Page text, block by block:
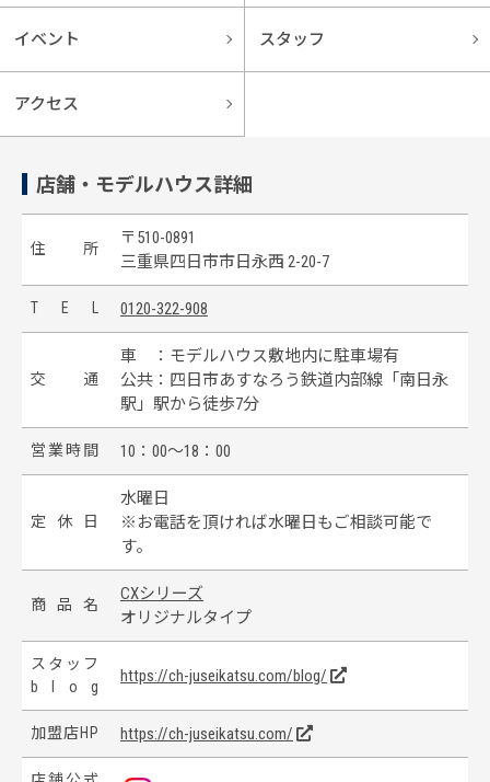
イベント スタッフ
アクセス
店舗・モデルハウス詳細
住 所
〒510-0891
三重県四日市市日永西 2-20-7
T E 0120-322-908
交 通
車 ：モデルハウス敷地内に駐車場有
公共：四日市あすなろう鉄道内部線「南日永
駅」駅から徒歩7分
営業 時 間 10：00～18：00
定 休 日
水曜日
※お電話を頂ければ水曜日もご相談可能で
す。
商 品 名
CXシリーズ
オリジナルタイプ
ス タ ッ フ
b
o g
https://ch-juseikatsu.com/blog/
加盟店H P https://ch-juseikatsu.com/